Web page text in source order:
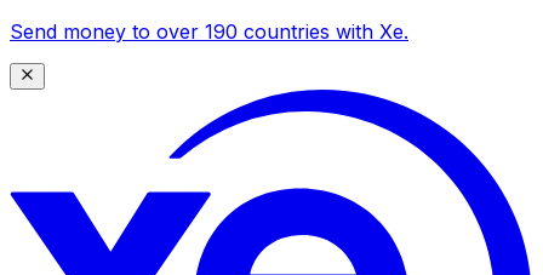
Send money to over 190 countries with Xe.